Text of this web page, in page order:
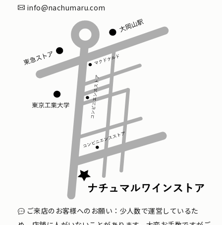
info@nachumaru.com
ご来店のお客様へのお願い：少人数で運営しているた